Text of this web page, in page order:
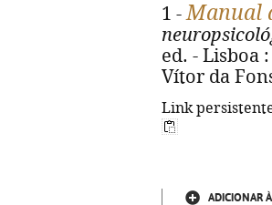
1 -Manual
ed. - Lisboa
Vítor da
Link
ADICIONAR